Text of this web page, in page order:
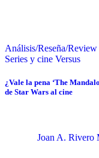
Análisis/Reseña/Review
Series y cine Versus
¿Vale la pena ‘The
de Star Wars al cine
Joan A. Rivero